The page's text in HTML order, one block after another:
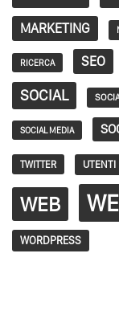
MARKETING
RICERCA SEO
SOCIAL
SOCIAL MEDIA
TWITTER UTENTI
WEB
WORDPRESS